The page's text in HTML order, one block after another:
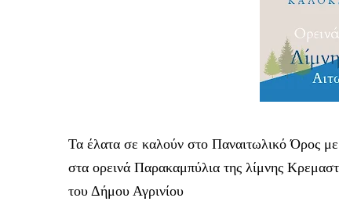
Τα έλατα σε καλούν στο Παναιτωλικό Όρος
στα ορεινά Παρακαμπύλια της λίμνης
του Δήμου Αγρινίου